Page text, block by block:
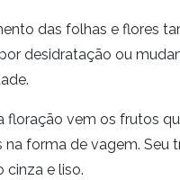
das folhas e flores
desidratação ou
floração vem os frutos
na forma de vagem. Seu
cinza e liso.